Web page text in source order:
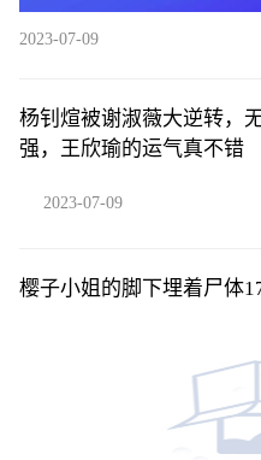
2023-07-09
杨钊煊被谢淑薇大逆转，
强，王欣瑜的运气真不错
2023-07-09
樱子小姐的脚下埋着尸体